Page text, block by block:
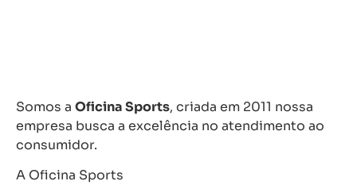
Somos a Oficina Sports, criada em 2011 nossa
empresa busca a excelência no atendimento ao
consumidor.
A Oficina Sports